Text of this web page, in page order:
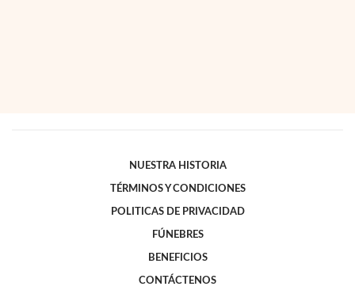
NUESTRA HISTORIA
TÉRMINOS Y CONDICIONES
POLITICAS DE PRIVACIDAD
FÚNEBRES
BENEFICIOS
CONTÁCTENOS